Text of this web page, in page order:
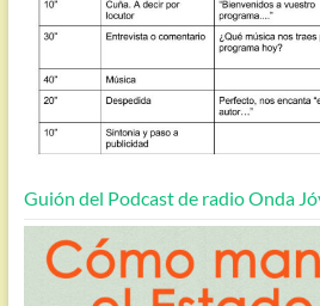
Guión del Podcast de radio Onda